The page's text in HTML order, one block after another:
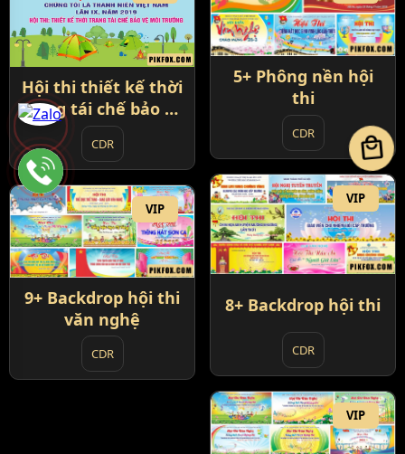
Hội thi thiết kế thời
trang tái chế bảo vệ
môi trường
CDR
5+ Phông nền hội
thi
CDR
VIP
8+ Backdrop hội thi
CDR
VIP
9+ Backdrop hội thi
văn nghệ
CDR
VIP
local_mall